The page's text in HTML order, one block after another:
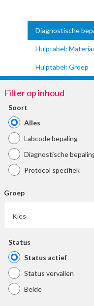
Diagnostische
Hulptabel:
Hulptabel: Groep
Filter op inhoud
Soort
Alles
Labcode bepaling
Diagnostische
Protocol specifiek
Groep
Kies
Status
Status actief
Status vervallen
Beide